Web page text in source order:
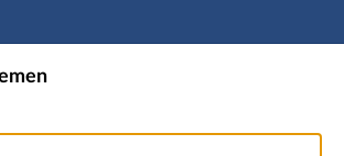
Hauptnavigation
Shibboleth Login